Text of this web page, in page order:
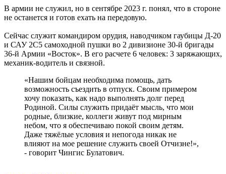
В армии не служил, но в сентябре 2023 г. понял, что в стороне
не останется и готов ехать на передовую.
Сейчас служит командиром орудия, наводчиком гаубицы Д-20
и САУ 2С5 самоходной пушки во 2 дивизионе 30-й бригады
36-й Армии «Восток». В его расчете 6 человек: 3 заряжающих,
механик-водитель и связной.
«Нашим бойцам необходима помощь, дать
возможность съездить в отпуск. Своим примером
хочу показать, как надо выполнять долг перед
Родиной. Силы служить придаёт мысль, что мои
родные, близкие, коллеги живут под мирным
небом, что я обеспечиваю покой своим детям.
Даже тяжёлые условия и непогода никак не
влияют на мое решение служить своей Отчизне!»,
- говорит Чингис Булатович.